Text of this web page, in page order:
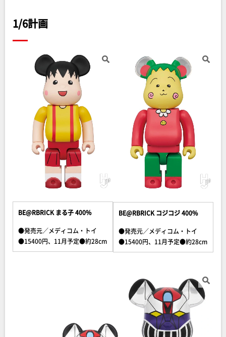
1/6計画
BE@RBRICK まる子 400%
●発売元／メディコム・トイ
●15400円、11月予定●約28cm
BE@RBRICK コジコジ 400%
●発売元／メディコム・トイ
●15400円、11月予定●約28cm